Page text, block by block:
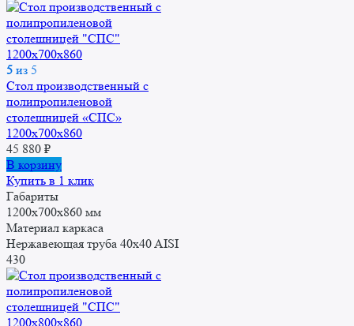
5 из 5
Стол производственный с
полипропиленовой
столешницей «СПС»
1200x700x860
45 880 ₽
В корзину
Купить в 1 клик
Габариты
1200x700x860 мм
Материал каркаса
Нержавеющая труба 40x40 AISI
430